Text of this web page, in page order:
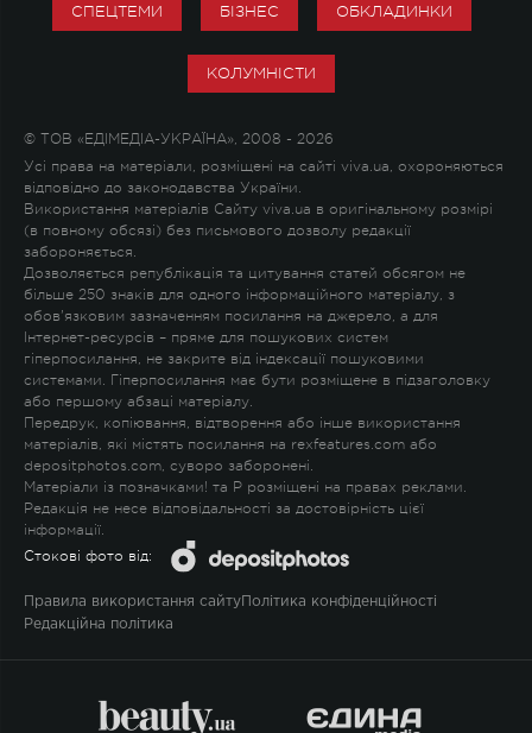
СПЕЦТЕМИ БІЗНЕС ОБКЛАДИНКИ
КОЛУМНІСТИ
© ТОВ «ЕДІМЕДІА-УКРАЇНА», 2008 - 2026
Усі права на матеріали, розміщені на сайті viva.ua, охороняються
відповідно до законодавства України.
Використання матеріалів Сайту viva.ua в оригінальному розмірі
(в повному обсязі) без письмового дозволу редакції
забороняється.
Дозволяється републікація та цитування статей обсягом не
більше 250 знаків для одного інформаційного матеріалу, з
обов'язковим зазначенням посилання на джерело, а для
Інтернет-ресурсів – пряме для пошукових систем
гіперпосилання, не закрите від індексації пошуковими
системами. Гіперпосилання має бути розміщене в підзаголовку
або першому абзаці матеріалу.
Передрук, копіювання, відтворення або інше використання
матеріалів, які містять посилання на rexfeatures.com або
depositphotos.com, суворо заборонені.
Матеріали із позначками! та P розміщені на правах реклами.
Редакція не несе відповідальності за достовірність цієї
інформації.
Стокові фото від:
Правила використання сайту Політика конфіденційності
Редакційна політика